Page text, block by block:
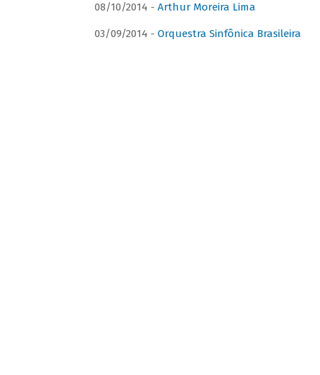
08/10/2014 - Arthur Moreira Lima
03/09/2014 - Orquestra Sinfônica Brasileira